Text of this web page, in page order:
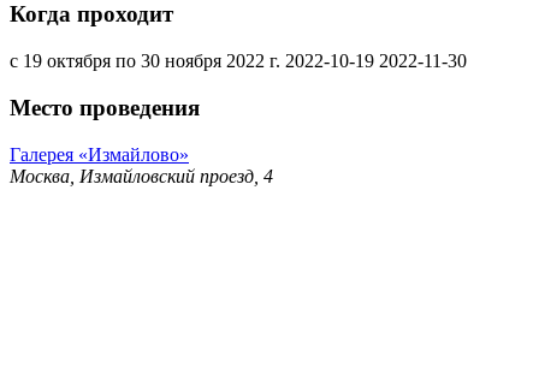
Когда проходит
с 19 октября по 30 ноября 2022 г. 2022-10-19 2022-11-30
Место проведения
Галерея «Измайлово»
Москва, Измайловский проезд, 4